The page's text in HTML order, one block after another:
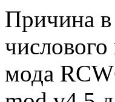
Причина в
мода